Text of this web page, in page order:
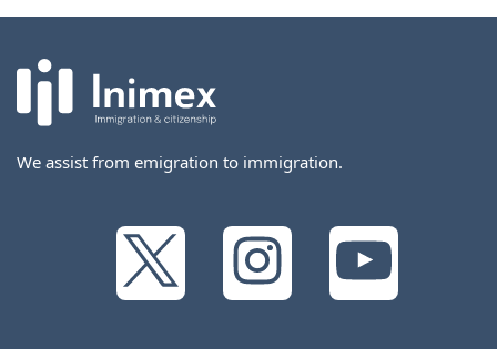
We assist from emigration to immigration.